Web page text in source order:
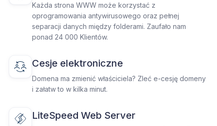
Każda strona WWW może korzystać z
oprogramowania antywirusowego oraz pełnej
separacji danych między folderami. Zaufało nam
ponad 24 000 Klientów.
Cesje elektroniczne
Domena ma zmienić właściciela? Zleć e-cesję domeny
i załatw to w kilka minut.
LiteSpeed Web Server